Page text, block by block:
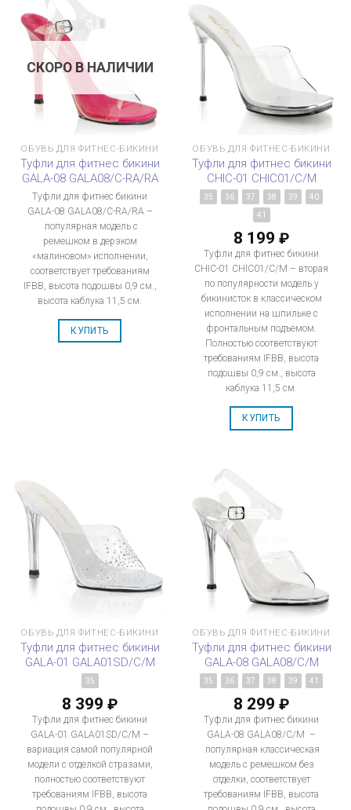
СКОРО В НАЛИЧИИ
ОБУВЬ ДЛЯ ФИТНЕС-БИКИНИ
Туфли для фитнес бикини
GALA-08 GALA08/C-RA/RA
Туфли для фитнес бикини
GALA-08 GALA08/C-RA/RA –
популярная модель с
ремешком в дерзком
«малиновом» исполнении,
соответствует требованиям
IFBB, высота подошвы 0,9 см.,
высота каблука 11,5 см.
КУПИТЬ
ОБУВЬ ДЛЯ ФИТНЕС-БИКИНИ
Туфли для фитнес бикини
CHIC-01 CHIC01/C/M
35 36 37 38 39 40
41
8 199 ₽
Туфли для фитнес бикини
CHIC-01 CHIC01/C/M – вторая
по популярности модель у
бикинисток в классическом
исполнении на шпильке с
фронтальным подъемом.
Полностью соответствуют
требованиям IFBB, высота
подошвы 0,9 см., высота
каблука 11,5 см.
КУПИТЬ
ОБУВЬ ДЛЯ ФИТНЕС-БИКИНИ
Туфли для фитнес бикини
GALA-01 GALA01SD/C/M
35
8 399 ₽
Туфли для фитнес бикини
GALA-01 GALA01SD/C/M –
вариация самой популярной
модели с отделкой стразами,
полностью соответствуют
требованиям IFBB, высота
ОБУВЬ ДЛЯ ФИТНЕС-БИКИНИ
Туфли для фитнес бикини
GALA-08 GALA08/C/M
35 36 37 38 39 41
8 299 ₽
Туфли для фитнес бикини
GALA-08 GALA08/C/M –
популярная классическая
модель с ремешком без
отделки, соответствует
требованиям IFBB, высота